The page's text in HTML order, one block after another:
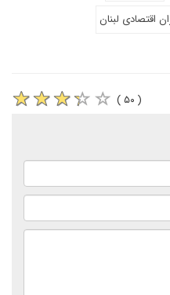
اقتصادی لبنان
( ۵۰ )